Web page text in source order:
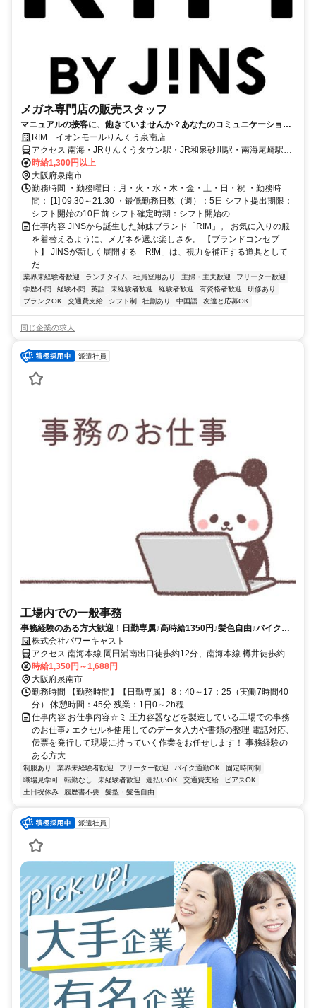
メガネ専門店の販売スタッフ
マニュアルの接客に、飽きていませんか？あなたのコミュニケーション
力・提案力を活かし、「特別な1本」のご提供を。
R!M イオンモールりんくう泉南店
アクセス 南海・JRりんくうタウン駅・JR和泉砂川駅・南海尾崎駅よ
りバスで12分～17分
時給1,300円以上
大阪府泉南市
勤務時間 ・勤務曜日：月・火・水・木・金・土・日・祝 ・勤務時
間： [1] 09:30～21:30 ・最低勤務日数（週）：5日 シフト提出期限：
シフト開始の10日前 シフト確定時期：シフト開始の...
仕事内容 JINSから誕生した姉妹ブランド「R!M」。 お気に入りの服
を着替えるように、メガネを選ぶ楽しさを。 【ブランドコンセプ
ト】 JINSが新しく展開する「R!M」は、視力を補正する道具として
だ...
業界未経験者歓迎 ランチタイム 社員登用あり 主婦・主夫歓迎
フリーター歓迎
学歴不問
経験不問 英語 未経験者歓迎 経験者歓迎 有資格者歓迎
研修あり
ブランクOK
交通費支給 シフト制 社割あり 中国語 友達と応募OK
同じ企業の求人
派遣社員
工場内での一般事務
事務経験のある方大歓迎！日勤専属♪高時給1350円♪髪色自由♪バイク・
自転車通勤OK♪
株式会社パワーキャスト
アクセス 南海本線 岡田浦南出口徒歩約12分、南海本線 樽井徒歩約22
分、南海本線 吉見ノ里徒歩約30分 最寄り駅：樽井駅～徒歩15分
時給1,350円～1,688円
大阪府泉南市
勤務時間 【勤務時間】【日勤専属】 8：40～17：25（実働7時間40
分） 休憩時間：45分 残業：1日0～2h程
仕事内容 お仕事内容☆ミ 圧力容器などを製造している工場での事務
のお仕事♪ エクセルを使用してのデータ入力や書類の整理 電話対応、
伝票を発行して現場に持っていく作業をお任せします！ 事務経験の
ある方大...
制服あり 業界未経験者歓迎 フリーター歓迎 バイク通勤OK
固定時間制
職場見学可
転勤なし 未経験者歓迎 週払いOK 交通費支給
ピアスOK
土日祝休み
履歴書不要 髪型・髪色自由
派遣社員